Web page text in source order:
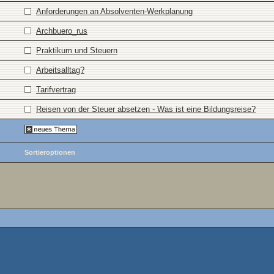
Anforderungen an Absolventen-Werkplanung
Archbuero_rus
Praktikum und Steuern
Arbeitsalltag?
Tarifvertrag
Reisen von der Steuer absetzen - Was ist eine Bildungsreise?
Sortieroptionen